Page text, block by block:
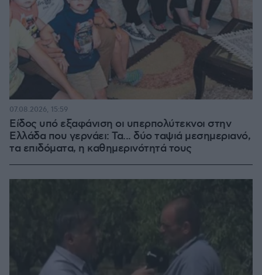
Είδος υπό εξαφάνιση οι υπερπολύτεκνοι στην
Ελλάδα που γερνάει: Τα... δύο ταψιά μεσημεριανό,
τα επιδόματα, η καθημερινότητά τους
07.08.2026, 15:59